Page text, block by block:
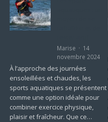
Marise
14
novembre 2024
À l’approche des journées
ensoleillées et chaudes, les
sports aquatiques se présentent
comme une option idéale pour
combiner exercice physique,
plaisir et fraîcheur. Que ce…